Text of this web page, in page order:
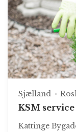
Sjælland
KSM service
Kattinge